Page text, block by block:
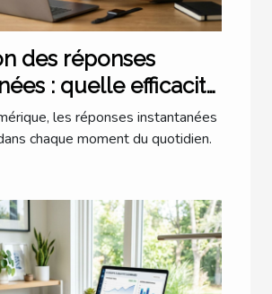
des réponses
: quelle efficacité
quotidien ?
les réponses instantanées
chaque moment du quotidien.